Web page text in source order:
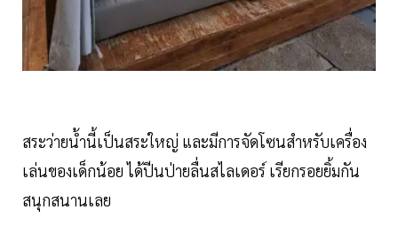
สระว่ายน้ำนี้เป็นสระใหญ่ และมีการจัดโซนสำหรับเครื่อง
เล่นของเด็กน้อย ได้ปีนป่ายลื่นสไลเดอร์ เรียกรอยยิ้มกัน
สนุกสนานเลย